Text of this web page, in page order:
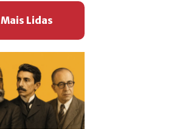
Mais Lidas